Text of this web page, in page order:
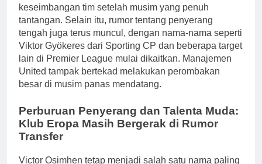
keseimbangan tim setelah musim yang penuh
tantangan. Selain itu, rumor tentang penyerang
tengah juga terus muncul, dengan nama-nama seperti
Viktor Gyökeres dari Sporting CP dan beberapa target
lain di Premier League mulai dikaitkan. Manajemen
United tampak bertekad melakukan perombakan
besar di musim panas mendatang.
Perburuan Penyerang dan Talenta Muda:
Klub Eropa Masih Bergerak di Rumor
Transfer
Victor Osimhen tetap menjadi salah satu nama paling